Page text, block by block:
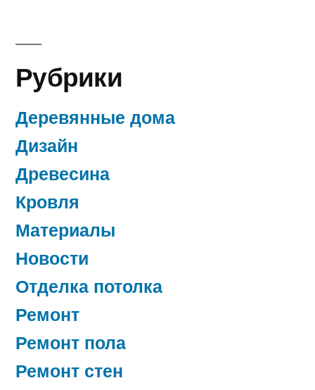
Рубрики
Деревянные дома
Дизайн
Древесина
Кровля
Материалы
Новости
Отделка потолка
Ремонт
Ремонт пола
Ремонт стен